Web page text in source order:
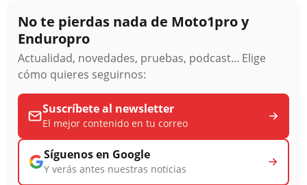
No te pierdas nada de Moto1pro y
Enduropro
Actualidad, novedades, pruebas, podcast... Elige
cómo quieres seguirnos:
Suscríbete al newsletter
El mejor contenido en tu correo
Síguenos en Google
Y verás antes nuestras noticias